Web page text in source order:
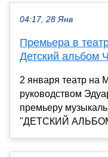
04:17, 28 Янв
Премьера в
Детский альбом
2 января театр на
руководством
премьеру
"ДЕТСКИЙ